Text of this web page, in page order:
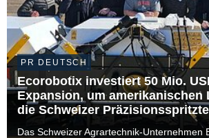
PR DEUTSCH
Ecorobotix investiert 50 Mio.
Expansion, um amerikanischen
die Schweizer
anzubieten
Das Schweizer Agrartechnik-Unternehmen